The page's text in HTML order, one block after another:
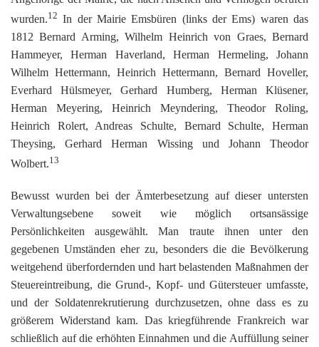
wurden.12 In der Mairie Emsbüren (links der Ems) waren das
1812 Bernard Arming, Wilhelm Heinrich von Graes, Bernard
Hammeyer, Herman Haverland, Herman Hermeling, Johann
Wilhelm Hettermann, Heinrich Hettermann, Bernard Hoveller,
Everhard Hülsmeyer, Gerhard Humberg, Herman Klüsener,
Herman Meyering, Heinrich Meyndering, Theodor Roling,
Heinrich Rolert, Andreas Schulte, Bernard Schulte, Herman
Theysing, Gerhard Herman Wissing und Johann Theodor
Wolbert.13
Bewusst wurden bei der Ämterbesetzung auf dieser untersten
Verwaltungsebene soweit wie möglich ortsansässige
Persönlichkeiten ausgewählt. Man traute ihnen unter den
gegebenen Umständen eher zu, besonders die die Bevölkerung
weitgehend überfordernden und hart belastenden Maßnahmen der
Steuereintreibung, die Grund-, Kopf- und Gütersteuer umfasste,
und der Soldatenrekrutierung durchzusetzen, ohne dass es zu
größerem Widerstand kam. Das kriegführende Frankreich war
schließlich auf die erhöhten Einnahmen und die Auffüllung seiner